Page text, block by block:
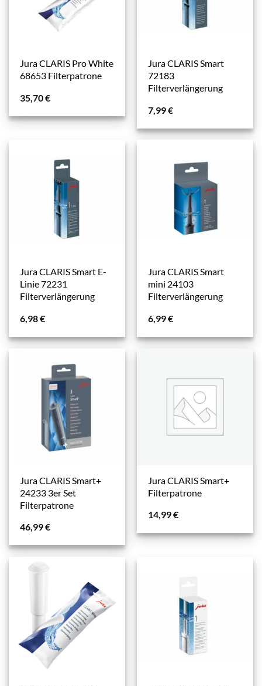
Jura CLARIS Pro White
68653 Filterpatrone
35,70€
Jura CLARIS Smart
72183
Filterverlängerung
7,99€
Jura CLARIS Smart E-
Linie 72231
Filterverlängerung
6,98€
Jura CLARIS Smart
mini 24103
Filterverlängerung
6,99€
Jura CLARIS Smart+
24233 3er Set
Filterpatrone
46,99€
Jura CLARIS Smart+
Filterpatrone
14,99€